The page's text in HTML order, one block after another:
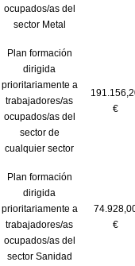
ocupados/as del
sector Metal
Plan formación
dirigida
prioritariamente a
trabajadores/as
ocupados/as del
sector de
cualquier sector
€
Plan formación
dirigida
prioritariamente a
trabajadores/as
ocupados/as del
sector Sanidad
€